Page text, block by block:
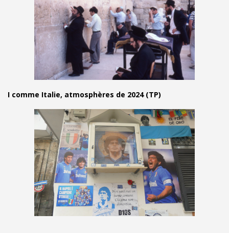
I comme Italie, atmosphères de 2024 (TP)